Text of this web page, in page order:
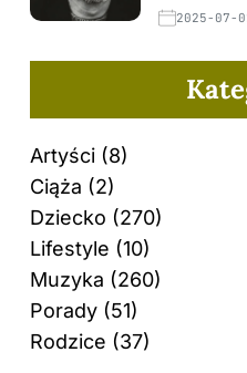
2025-07-
Artyści (8)
Ciąża (2)
Dziecko (270)
Lifestyle (10)
Muzyka (260)
Porady (51)
Rodzice (37)